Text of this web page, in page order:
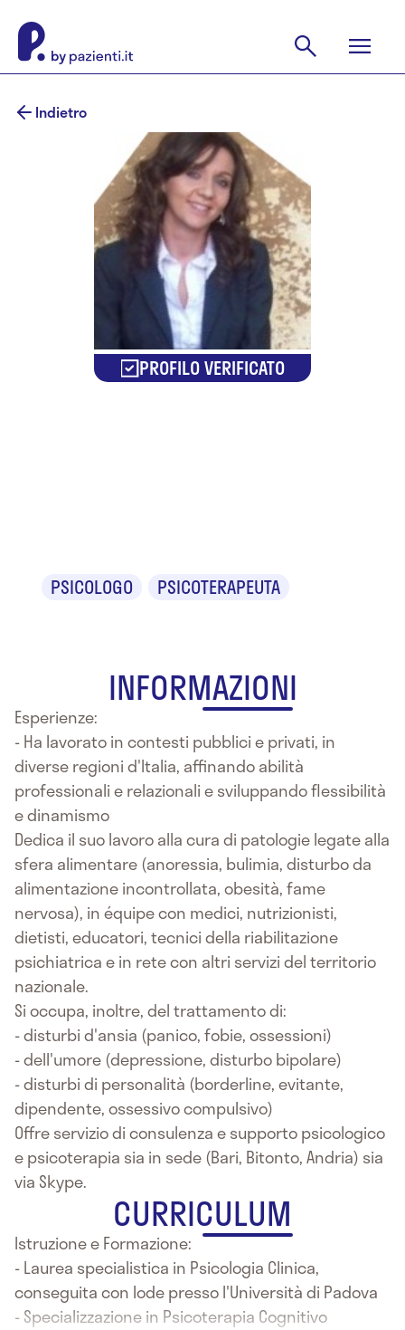
Indietro
PROFILO VERIFICATO
PSICOLOGO PSICOTERAPEUTA
INFORMAZIONI
Esperienze:
- Ha lavorato in contesti pubblici e privati, in
diverse regioni d'Italia, affinando abilità
professionali e relazionali e sviluppando flessibilità
e dinamismo
Dedica il suo lavoro alla cura di patologie legate alla
sfera alimentare (anoressia, bulimia, disturbo da
alimentazione incontrollata, obesità, fame
nervosa), in équipe con medici, nutrizionisti,
dietisti, educatori, tecnici della riabilitazione
psichiatrica e in rete con altri servizi del territorio
nazionale.
Si occupa, inoltre, del trattamento di:
- disturbi d'ansia (panico, fobie, ossessioni)
- dell'umore (depressione, disturbo bipolare)
- disturbi di personalità (borderline, evitante,
dipendente, ossessivo compulsivo)
Offre servizio di consulenza e supporto psicologico
e psicoterapia sia in sede (Bari, Bitonto, Andria) sia
via Skype.
CURRICULUM
Istruzione e Formazione:
- Laurea specialistica in Psicologia Clinica,
conseguita con lode presso l'Università di Padova
- Specializzazione in Psicoterapia Cognitivo